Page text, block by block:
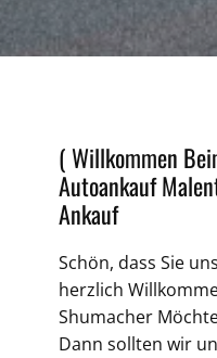
( Willkommen
Autoankauf
Ankauf
Schön, dass Sie
herzlich
Shumacher
Dann sollten wir